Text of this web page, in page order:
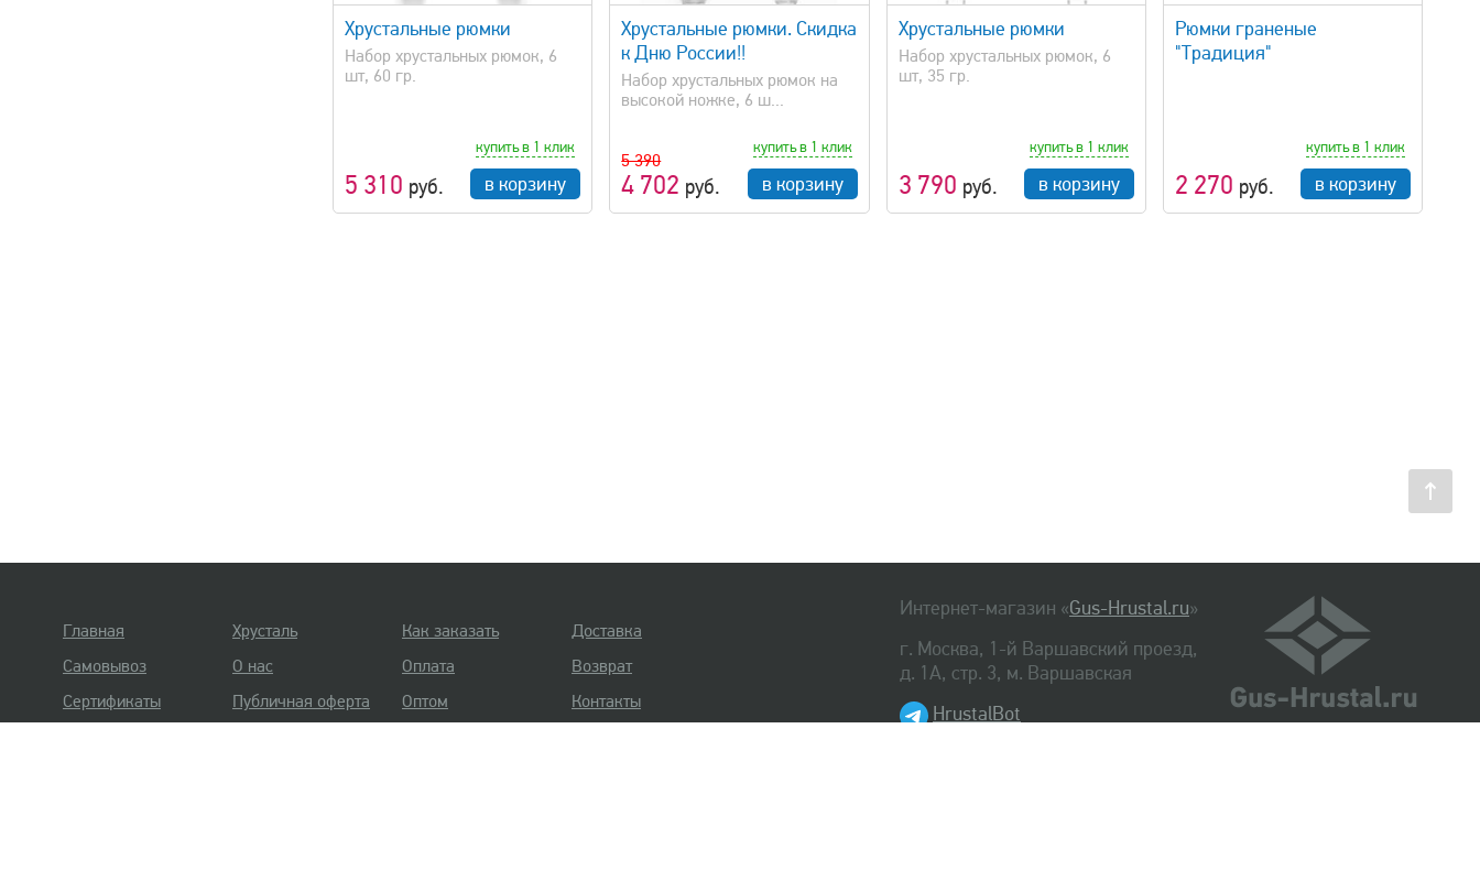
Хрустальные рюмки
Набор хрустальных рюмок, 6
шт, 60 гр.
5 310 руб.
купить в 1 клик
в корзину
Хрустальные рюмки. Скидка
к Дню России!!
Набор хрустальных рюмок на
высокой ножке, 6 ш...
5 390
4 702 руб.
купить в 1 клик
в корзину
Хрустальные рюмки
Набор хрустальных рюмок, 6
шт, 35 гр.
3 790 руб.
купить в 1 клик
в корзину
Рюмки граненые
"Традиция"
2 270 руб.
купить в 1 клик
в корзину
Интернет-магазин «Gus-Hrustal.ru»
г. Москва, 1-й Варшавский проезд,
д. 1А, стр. 3, м. Варшавская
HrustalBot
Главная Хрусталь Как заказать
Доставка
Самовывоз
О нас Оплата
Возврат
Сертификаты
Публичная оферта Оптом Контакты